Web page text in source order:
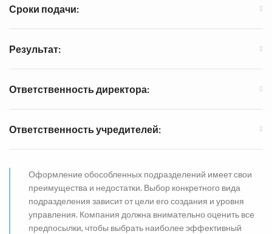
Сроки подачи:
Результат:
Ответственность директора:
Ответственность учредителей:
Оформление обособленных подразделений имеет свои
преимущества и недостатки. Выбор конкретного вида
подразделения зависит от цели его создания и уровня
управления. Компания должна внимательно оценить все
предпосылки, чтобы выбрать наиболее эффективный